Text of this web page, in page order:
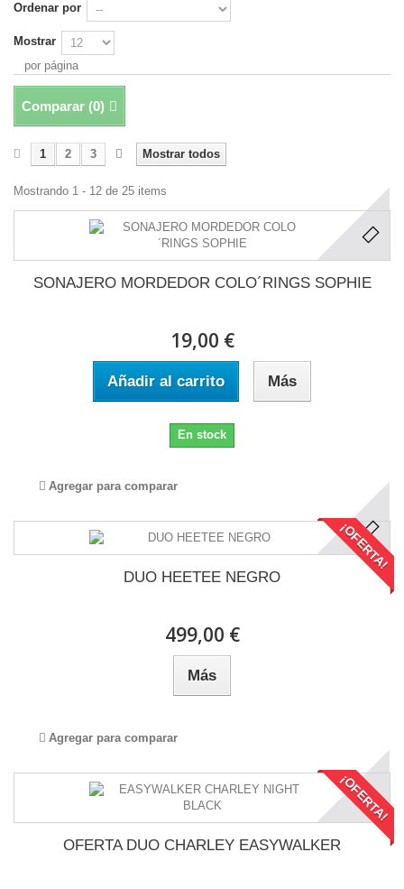
Ordenar por
Mostrar
por página
Comparar (0)
Mostrar todos
1 2 3
Mostrando 1 - 12 de 25 items
SONAJERO MORDEDOR COLO´RINGS SOPHIE
19,00 €
Añadir al carrito Más
En stock
Agregar para comparar
¡OFERTA!
DUO HEETEE NEGRO
499,00 €
Más
Agregar para comparar
¡OFERTA!
OFERTA DUO CHARLEY EASYWALKER